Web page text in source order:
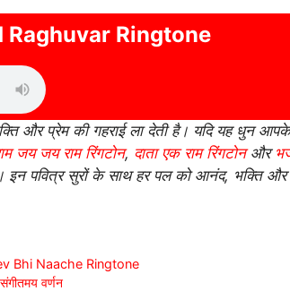
Raghuvar Ringtone
और प्रेम की गहराई ला देती है। यदि यह धुन
जय जय राम रिंगटोन, दाता एक राम रिंगटोनऔर
पवित्र सुरों के साथ हर पल को आनंद, भक्ति और
Bhi Naache Ringtone
वर्णन